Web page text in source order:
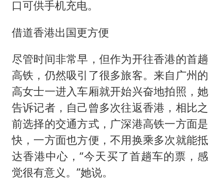
口可供手机充电。
借道香港出国更方便
尽管时间非常早，但作为开往香港的首趟
高铁，仍然吸引了很多旅客。来自广州的
高女士一进入车厢就开始兴奋地拍照，她
告诉记者，自己曾多次往返香港，相比之
前选择的交通方式，广深港高铁一方面是
快，一方面也方便，不用换乘多次就能抵
达香港中心，“今天买了首趟车的票，感
觉很有意义。”她说。